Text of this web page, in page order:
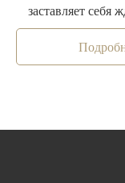
заставляет себя